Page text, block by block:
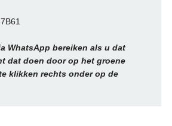
WhatsApp bereiken als u dat
dat doen door op het groene
klikken rechts onder op de